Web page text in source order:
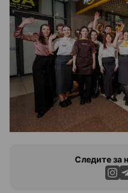
Следите за